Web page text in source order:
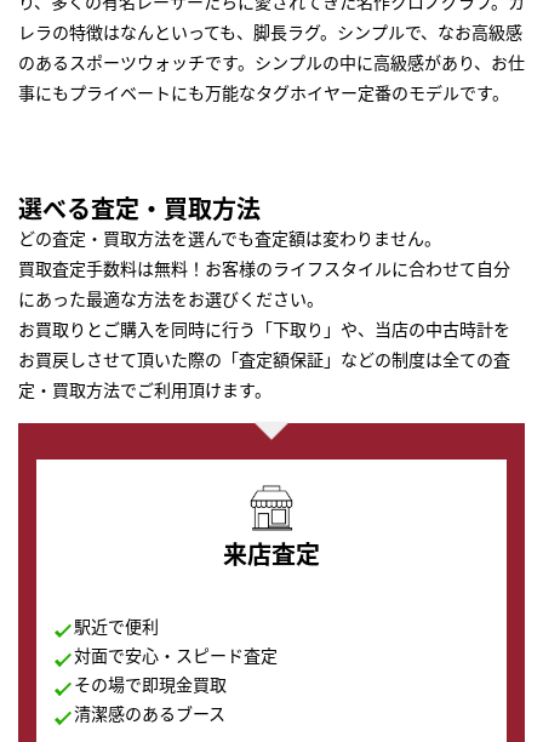
レラの特徴はなんといっても、脚長ラグ。シンプルで、なお高級感
のあるスポーツウォッチです。シンプルの中に高級感があり、お仕
事にもプライベートにも万能なタグホイヤー定番のモデルです。
選べる査定・買取方法
どの査定・買取方法を選んでも査定額は変わりません。
買取査定手数料は無料！お客様のライフスタイルに合わせて自分
にあった最適な方法をお選びください。
お買取りとご購入を同時に行う「下取り」や、当店の中古時計を
お買戻しさせて頂いた際の「査定額保証」などの制度は全ての査
定・買取方法でご利用頂けます。
来店査定
駅近で便利
対面で安心・スピード査定
その場で即現金買取
清潔感のあるブース